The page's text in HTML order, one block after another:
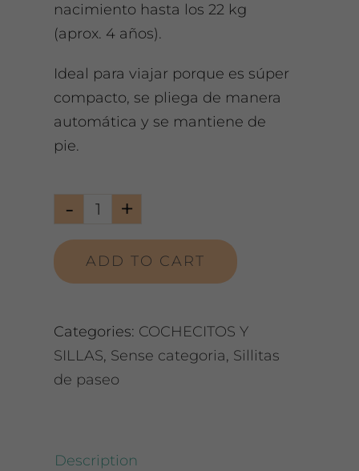
nacimiento hasta los 22 kg
(aprox. 4 años).
Ideal para viajar porque es súper
compacto, se pliega de manera
automática y se mantiene de
pie.
Silla
de
paseo
(22
kg)
quantity
ADD TO CART
Categories: COCHECITOS Y
SILLAS, Sense categoria, Sillitas
de paseo
Description